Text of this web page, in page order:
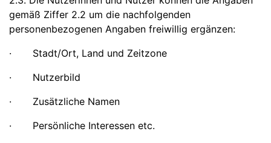
gemäß Ziffer 2.2 um die nachfolgenden
personenbezogenen Angaben freiwillig ergänzen:
· Stadt/Ort, Land und Zeitzone
· Nutzerbild
· Zusätzliche Namen
· Persönliche Interessen etc.